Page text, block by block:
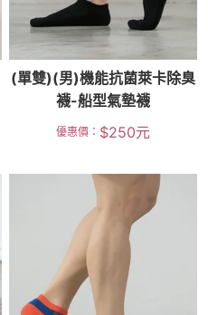
(單雙)(男)機能抗菌萊卡除臭
襪-船型氣墊襪
優惠價： $250元